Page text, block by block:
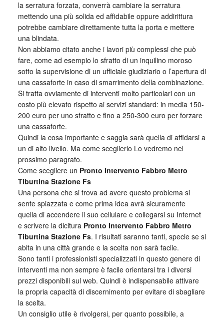
la serratura forzata, converrà cambiare la serratura
mettendo una più solida ed affidabile oppure addirittura
potrebbe cambiare direttamente tutta la porta e mettere
una blindata.
Non abbiamo citato anche i lavori più complessi che può
fare, come ad esempio lo sfratto di un inquilino moroso
sotto la supervisione di un ufficiale giudiziario o l’apertura di
una cassaforte in caso di smarrimento della combinazione.
Si tratta ovviamente di interventi molto particolari con un
costo più elevato rispetto ai servizi standard: in media 150-
200 euro per uno sfratto e fino a 250-300 euro per forzare
una cassaforte.
Quindi la cosa importante e saggia sarà quella di affidarsi a
un di alto livello. Ma come sceglierlo Lo vedremo nel
prossimo paragrafo.
Come scegliere un Pronto Intervento Fabbro Metro
Tiburtina Stazione Fs
Una persona che si trova ad avere questo problema si
sente spiazzata e come prima idea avrà sicuramente
quella di accendere il suo cellulare e collegarsi su Internet
e scrivere la dicitura Pronto Intervento Fabbro Metro
Tiburtina Stazione Fs. I risultati saranno tanti, specie se si
abita in una città grande e la scelta non sarà facile.
Sono tanti i professionisti specializzati in questo genere di
interventi ma non sempre è facile orientarsi tra i diversi
prezzi disponibili sul web. Quindi è indispensabile attivare
la propria capacità di discernimento per evitare di sbagliare
la scelta.
Un consiglio utile è rivolgersi, per quanto possibile, a